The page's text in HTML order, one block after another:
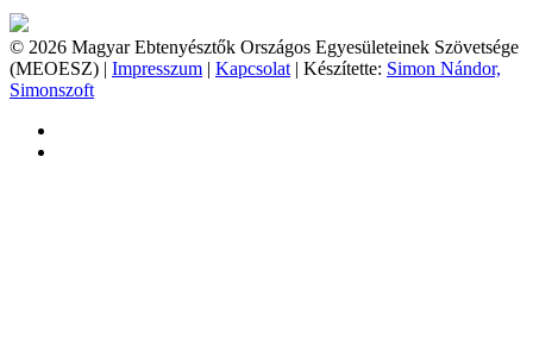
© 2026 Magyar Ebtenyésztők Országos Egyesületeinek Szövetsége
(MEOESZ) | Impresszum | Kapcsolat | Készítette: Simon Nándor,
Simonszoft